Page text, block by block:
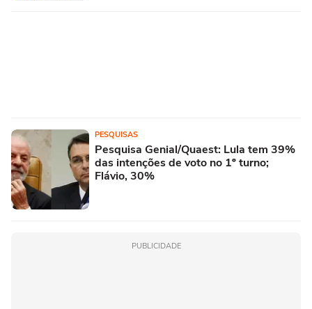
PESQUISAS
Pesquisa Genial/Quaest: Lula tem 39%
das intenções de voto no 1º turno;
Flávio, 30%
PUBLICIDADE